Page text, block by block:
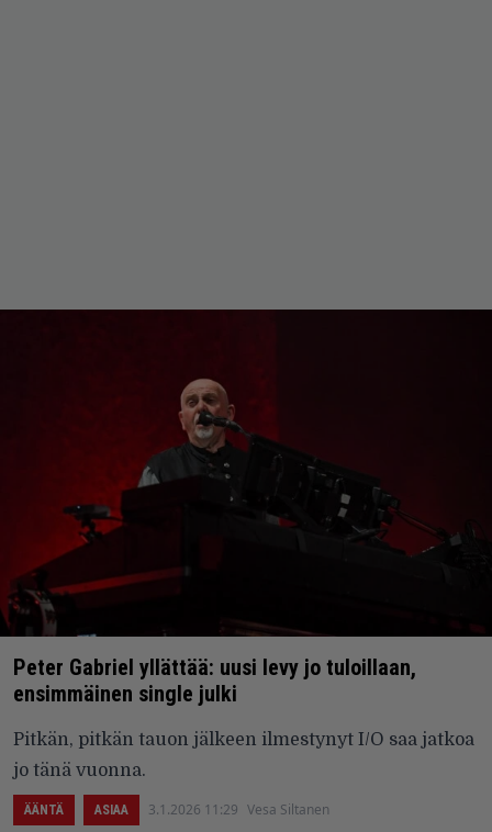
Peter Gabriel yllättää: uusi levy jo tuloillaan,
ensimmäinen single julki
Pitkän, pitkän tauon jälkeen ilmestynyt I/O saa jatkoa
jo tänä vuonna.
ÄÄNTÄ ASIAA 3.1.2026 11:29 Vesa Siltanen